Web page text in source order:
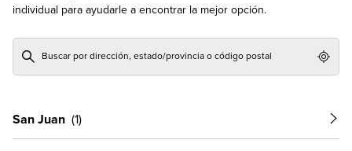
individual para ayudarle a encontrar la mejor opción.
San Juan